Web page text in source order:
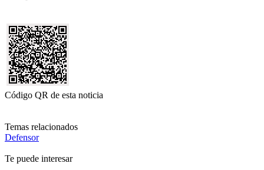
Código QR de esta noticia
Temas relacionados
Defensor
Te puede interesar